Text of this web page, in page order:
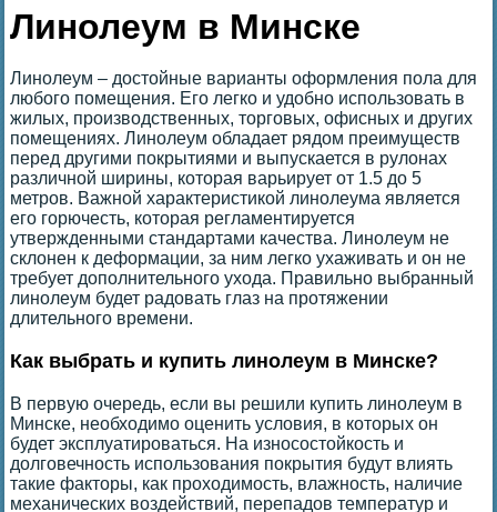
Линолеум в Минске
Линолеум – достойные варианты оформления пола для
любого помещения. Его легко и удобно использовать в
жилых, производственных, торговых, офисных и других
помещениях. Линолеум обладает рядом преимуществ
перед другими покрытиями и выпускается в рулонах
различной ширины, которая варьирует от 1.5 до 5
метров. Важной характеристикой линолеума является
его горючесть, которая регламентируется
утвержденными стандартами качества. Линолеум не
склонен к деформации, за ним легко ухаживать и он не
требует дополнительного ухода. Правильно выбранный
линолеум будет радовать глаз на протяжении
длительного времени.
Как выбрать и купить линолеум в Минске?
В первую очередь, если вы решили купить линолеум в
Минске, необходимо оценить условия, в которых он
будет эксплуатироваться. На износостойкость и
долговечность использования покрытия будут влиять
такие факторы, как проходимость, влажность, наличие
механических воздействий, перепадов температур и